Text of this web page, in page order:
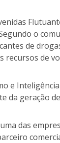
o
de
de
e
da geração
das